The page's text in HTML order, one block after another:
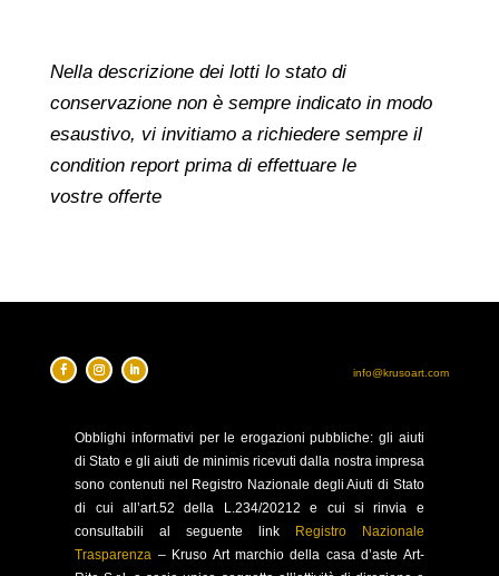
Nella descrizione dei lotti lo stato di
conservazione non è sempre indicato in modo
esaustivo, vi invitiamo a richiedere sempre il
condition report prima di effettuare le
vostre offerte
info@krusoart.com
Obblighi informativi per le erogazioni pubbliche: gli aiuti
di Stato e gli aiuti de minimis ricevuti dalla nostra impresa
sono contenuti nel Registro Nazionale degli Aiuti di Stato
di cui all’art.52 della L.234/20212 e cui si rinvia e
consultabili al seguente link
Registro Nazionale
Trasparenza – Kruso Art marchio della casa d’aste Art-